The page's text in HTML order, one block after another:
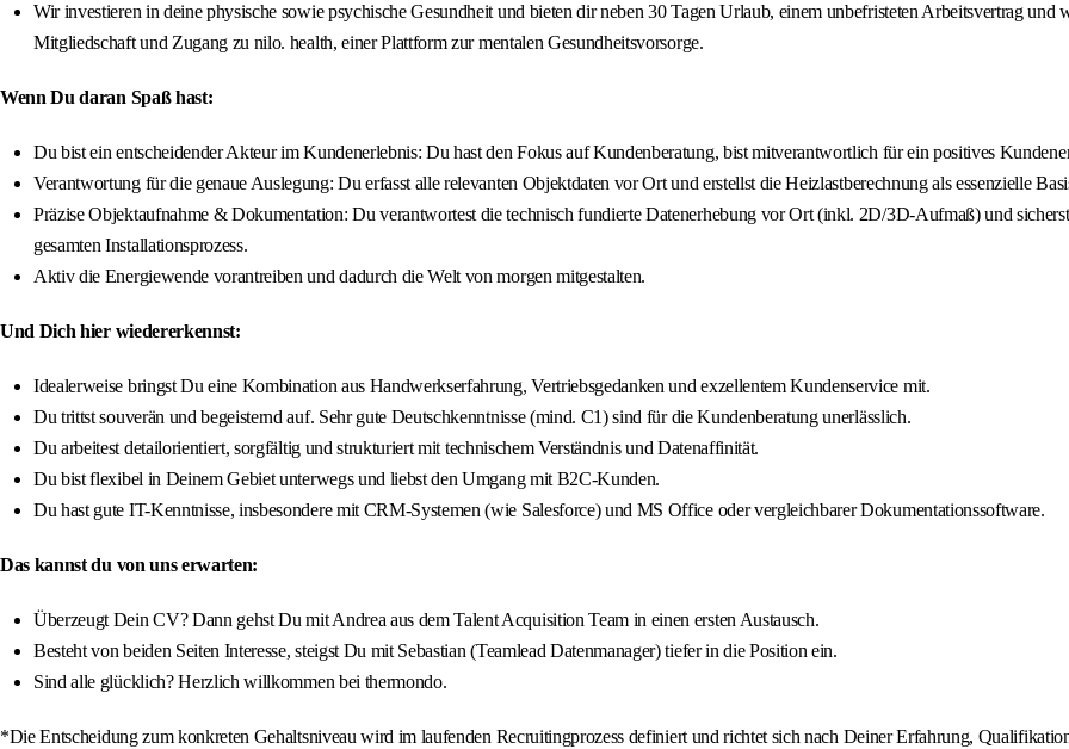
Wir investieren in deine physische sowie psychische Gesundheit und bieten dir neben 30 Tagen Urlaub, einem unbefristeten Arbeitsvertrag
Mitgliedschaft und Zugang zu nilo. health, einer Plattform zur mentalen Gesundheitsvorsorge.
Wenn Du daran Spaß hast:
Du bist ein entscheidender Akteur im Kundenerlebnis: Du hast den Fokus auf Kundenberatung, bist mitverantwortlich für ein positives
Verantwortung für die genaue Auslegung: Du erfasst alle relevanten Objektdaten vor Ort und erstellst die Heizlastberechnung als essenzielle
Präzise Objektaufnahme & Dokumentation: Du verantwortest die technisch fundierte Datenerhebung vor Ort (inkl. 2D/3D-Aufmaß) und
gesamten Installationsprozess.
Aktiv die Energiewende vorantreiben und dadurch die Welt von morgen mitgestalten.
Und Dich hier wiedererkennst:
Idealerweise bringst Du eine Kombination aus Handwerkserfahrung, Vertriebsgedanken und exzellentem Kundenservice mit.
Du trittst souverän und begeisternd auf. Sehr gute Deutschkenntnisse (mind. C1) sind für die Kundenberatung unerlässlich.
Du arbeitest detailorientiert, sorgfältig und strukturiert mit technischem Verständnis und Datenaffinität.
Du bist flexibel in Deinem Gebiet unterwegs und liebst den Umgang mit B2C-Kunden.
Du hast gute IT-Kenntnisse, insbesondere mit CRM-Systemen (wie Salesforce) und MS Office oder vergleichbarer Dokumentationssoftware.
Das kannst du von uns erwarten:
Überzeugt Dein CV? Dann gehst Du mit Andrea aus dem Talent Acquisition Team in einen ersten Austausch.
Besteht von beiden Seiten Interesse, steigst Du mit Sebastian (Teamlead Datenmanager) tiefer in die Position ein.
Sind alle glücklich? Herzlich willkommen bei thermondo.
*Die Entscheidung zum konkreten Gehaltsniveau wird im laufenden Recruitingprozess definiert und richtet sich nach Deiner Erfahrung,